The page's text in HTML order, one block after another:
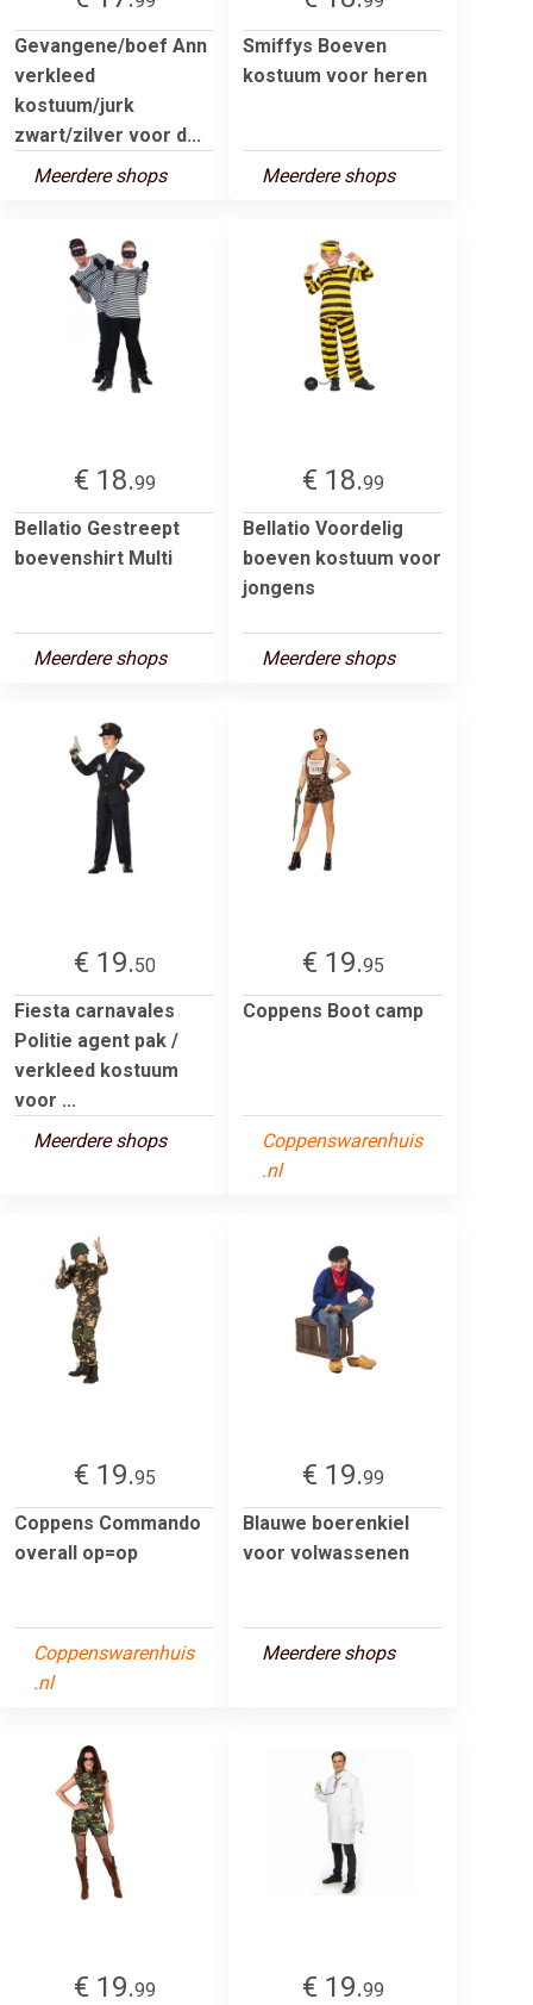
Gevangene/boef Ann
verkleed
kostuum/jurk
zwart/zilver voor d...
Meerdere shops
Smiffys Boeven
kostuum voor heren
Meerdere shops
€ 18.99
Bellatio Gestreept
boevenshirt Multi
Meerdere shops
€ 18.99
Bellatio Voordelig
boeven kostuum voor
jongens
Meerdere shops
€ 19.50
Fiesta carnavales
Politie agent pak /
verkleed kostuum
voor ...
Meerdere shops
€ 19.95
Coppens Boot camp
Coppenswarenhuis
.nl
€ 19.95
Coppens Commando
overall op=op
Coppenswarenhuis
.nl
€ 19.99
Blauwe boerenkiel
voor volwassenen
Meerdere shops
€ 19.99
€ 19.99